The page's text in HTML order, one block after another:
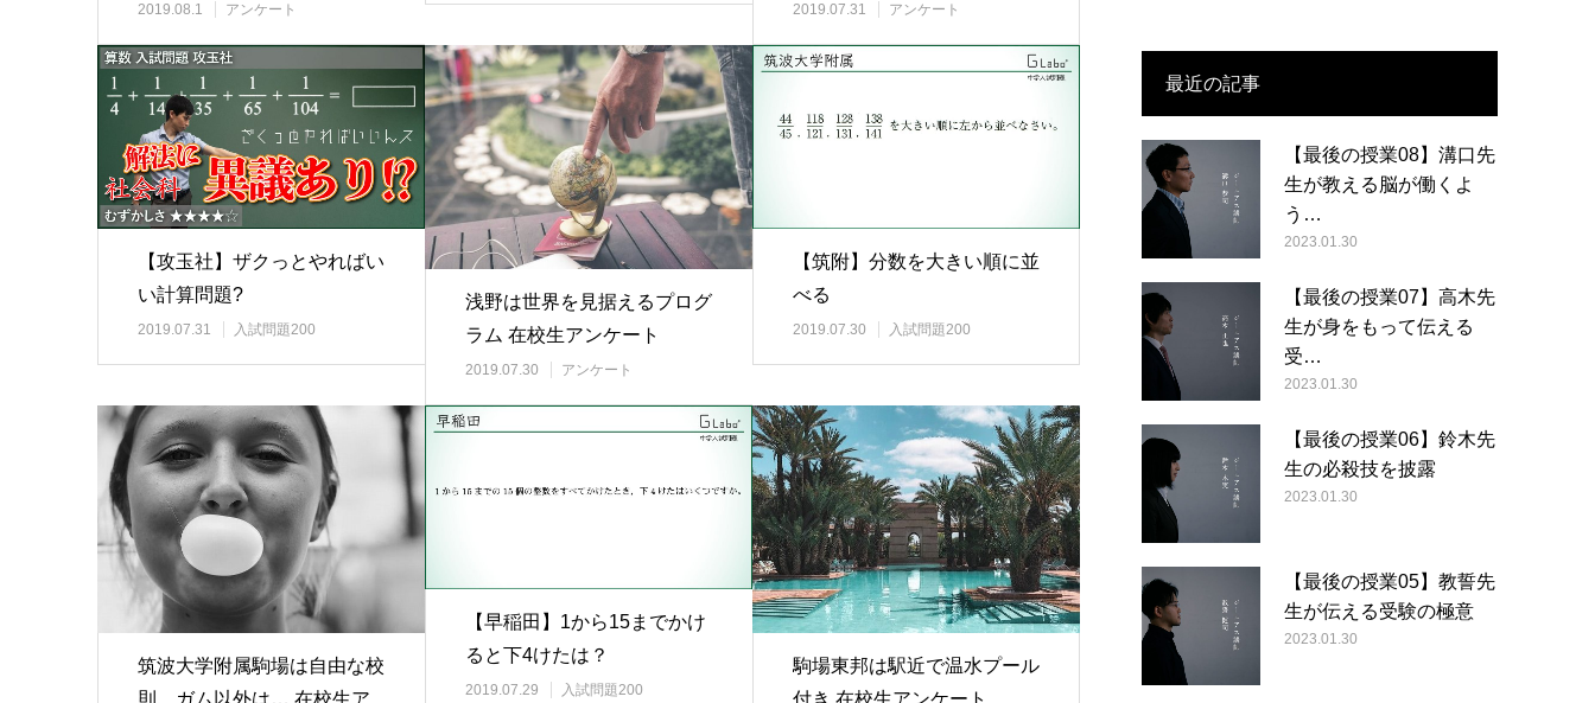
2019.08.1 アンケート 2019.07.31 アンケート
【攻玉社】ザクっとやればい
い計算問題?
2019.07.31 入試問題200
浅野は世界を見据えるプログ
ラム 在校生アンケート
2019.07.30 アンケート
【筑附】分数を大きい順に並
べる
2019.07.30 入試問題200
筑波大学附属駒場は自由な校
則、ガム以外は… 在校生ア
【早稲田】1から15までかけ
ると下4けたは？
2019.07.29 入試問題200
駒場東邦は駅近で温水プール
付き 在校生アンケート
最近の記事
【最後の授業08】溝口先
生が教える脳が働くよ
う…
2023.01.30
【最後の授業07】高木先
生が身をもって伝える
受…
2023.01.30
【最後の授業06】鈴木先
生の必殺技を披露
2023.01.30
【最後の授業05】教誓先
生が伝える受験の極意
2023.01.30